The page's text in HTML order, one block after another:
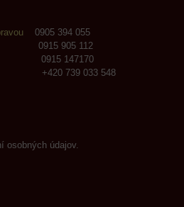
0905 394 055
0915 905 112
147170
739 033 548
osobných údajov.